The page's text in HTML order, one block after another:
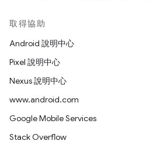
取得協助
Android 說明中心
Pixel 說明中心
Nexus 說明中心
www.android.com
Google Mobile Services
Stack Overflow